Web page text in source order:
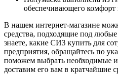
обеспечивающего комфорт
В нашем интернет-магазине
средства, подходящие под
знаете, какие СИЗ купить для
предприятия, обращайтесь по
поможем выбрать необходимые
доставим его вам в кратчайшие